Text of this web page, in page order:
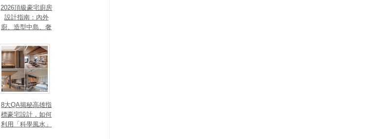
2026頂級豪宅廚房
設計指南：內外
廚、造型中島、奢
讓廚房從空間配角
變主角！
8大QA揭秘高雄指
標豪宅設計，如何
利用「科學風水」